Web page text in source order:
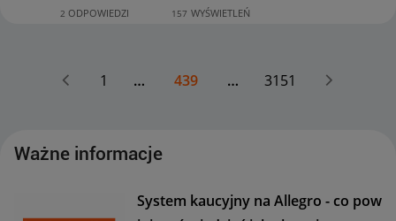
2 ODPOWIEDZI 157 WYŚWIETLEŃ
1 … 439 … 3151
Ważne informacje
System kaucyjny na Allegro - co pow